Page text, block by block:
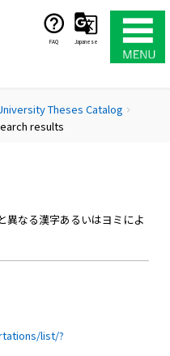
FAQ Japanese
Theses Catalog chevron_right
results
異なる漢字あるいはヨミによ
list/?